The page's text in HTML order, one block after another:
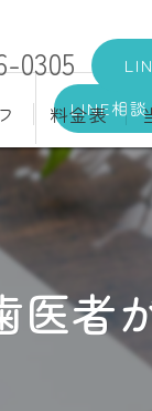
0305
予防歯科
入れ歯(義歯)
歯周病治療
歯科検診
料金表
材料詳細
自費診療料金
者
LINE相